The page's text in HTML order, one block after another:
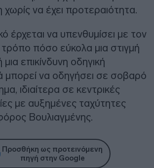
να έχει προτεραιότητα.
έρχεται να υπενθυμίσει με τον
τρόπο πόσο εύκολα μια στιγμή
επικίνδυνη οδηγική
μπορεί να οδηγήσει σε σοβαρό
ιδιαίτερα σε κεντρικές
με αυξημένες ταχύτητες
Βουλιαγμένης.
Προσθήκη ως προτεινόμενη
πηγή στην Google